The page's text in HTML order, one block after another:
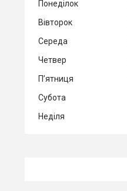
Понеділок
Вівторок
Середа
Четвер
Пʼятниця
Субота
Неділя